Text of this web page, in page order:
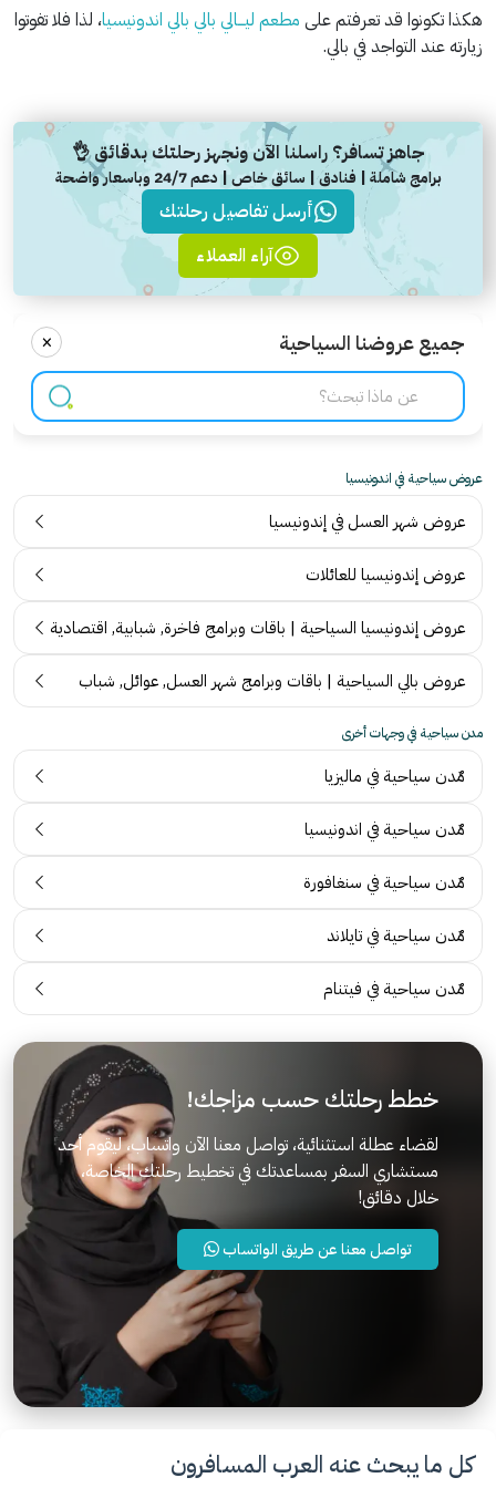
هكذا تكونوا قد تعرفتم على مطعم ليـــالي بالي بالي اندونيسيا، لذا فلا تفوتوا
زيارته عند التواجد في بالي.
جاهز تسافر؟ راسلنا الآن ونجهز رحلتك بدقائق 👌
برامج شاملة | فنادق | سائق خاص | دعم 24/7 وباسعار واضحة
أرسل تفاصيل رحلتك
آراء العملاء
جميع عروضنا السياحية ×
عروض سياحية في اندونيسيا
عروض شهر العسل في إندونيسيا
عروض إندونيسيا للعائلات
عروض إندونيسيا السياحية | باقات وبرامج فاخرة, شبابية, اقتصادية
عروض بالي السياحية | باقات وبرامج شهر العسل, عوائل, شباب
مدن سياحية في وجهات أخرى
مٌدن سياحية في ماليزيا
مٌدن سياحية في اندونيسيا
مٌدن سياحية في سنغافورة
مٌدن سياحية في تايلاند
مٌدن سياحية في فيتنام
خطط رحلتك حسب مزاجك!
لقضاء عطلة استثنائية، تواصل معنا الآن واتساب، ليقوم أحد
مستشاري السفر بمساعدتك في تخطيط رحلتك الخاصة،
خلال دقائق!
تواصل معنا عن طريق الواتساب
كل ما يبحث عنه العرب المسافرون